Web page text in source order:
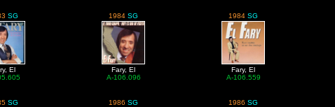
SG
El
1984 SG
Fary, El
A-106.096
1984 SG
Fary, El
A-106.559
SG 1986 SG 1986 SG